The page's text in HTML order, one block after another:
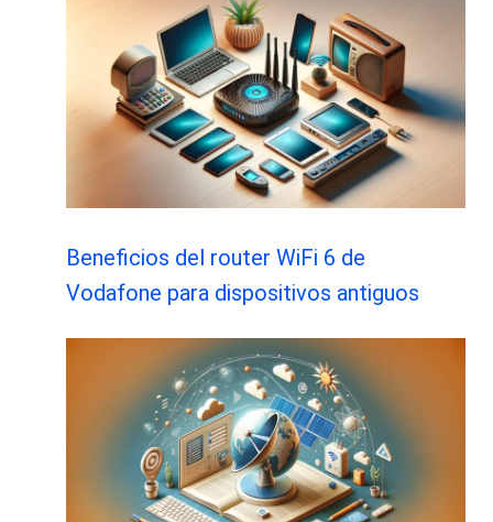
Beneficios del router WiFi 6 de
Vodafone para dispositivos antiguos